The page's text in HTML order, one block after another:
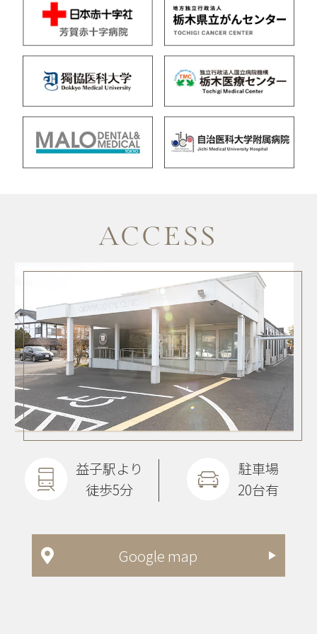
Google map
ACCESS
益子駅より
徒歩5分
駐車場
20台有